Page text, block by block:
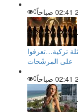
0
تركية…تعرفوا
على المرشّحات
0